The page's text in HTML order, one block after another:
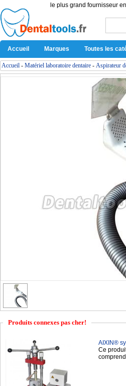
le plus grand fournisseur
Accueil Marques Toutes les
Accueil - Matériel laboratoire dentaire - Aspirateur
Produits connexes pas cher!
AIXIN®
Ce